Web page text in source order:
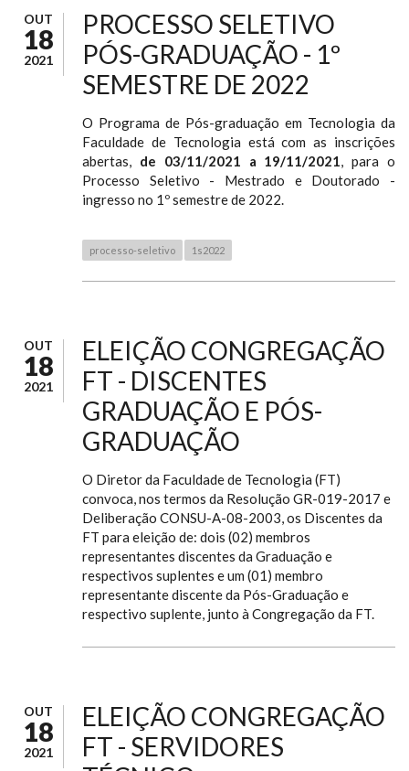
OUT
18
2021
PROCESSO SELETIVO
PÓS-GRADUAÇÃO - 1º
SEMESTRE DE 2022
O Programa de Pós-graduação em Tecnologia da
Faculdade de Tecnologia está com as inscrições
abertas, de 03/11/2021 a 19/11/2021, para o
Processo Seletivo - Mestrado e Doutorado -
ingresso no 1º semestre de 2022.
processo-seletivo 1s2022
OUT
18
2021
ELEIÇÃO CONGREGAÇÃO
FT - DISCENTES
GRADUAÇÃO E PÓS-
GRADUAÇÃO
O Diretor da Faculdade de Tecnologia (FT)
convoca, nos termos da Resolução GR-019-2017 e
Deliberação CONSU-A-08-2003, os Discentes da
FT para eleição de: dois (02) membros
representantes discentes da Graduação e
respectivos suplentes e um (01) membro
representante discente da Pós-Graduação e
respectivo suplente, junto à Congregação da FT.
OUT
18
2021
ELEIÇÃO CONGREGAÇÃO
FT - SERVIDORES